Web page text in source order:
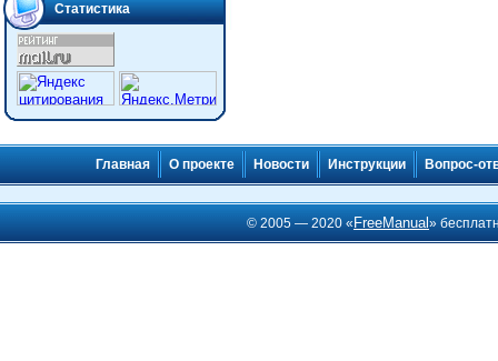
Статистика
Главная О проекте Новости Инструкции Вопрос-
© 2005 — 2020 « FreeManual»